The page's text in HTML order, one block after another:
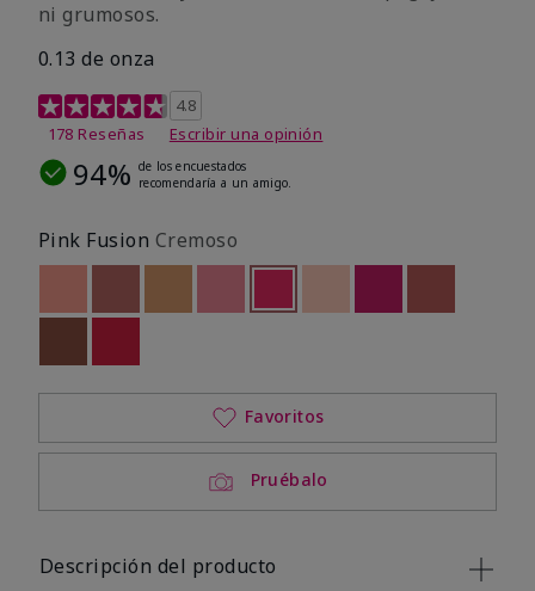
ni grumosos.
0.13 de onza
Calificación de clientes de 4,8 de 5
4.8
178 Reseñas
Escribir una opinión
94% de los encuestados
recomendaría a un amigo.
Pink Fusion Cremoso
Out of stockOut of stockseleccionado
Out of stock
Pruébalo
Favoritos
Descripción del producto